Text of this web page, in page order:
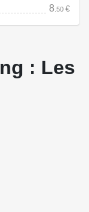
8 .50 €
: Les